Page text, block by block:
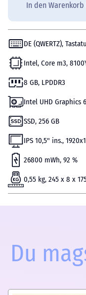
In den Warenkorb
DE (QWERTZ),
Intel, Core m3,
8 GB, LPDDR3
Intel UHD Graphics
SSD, 256 GB
IPS 10,5" ins.,
26800 mWh, 92 %
0,55 kg, 245 x 8 x
Du